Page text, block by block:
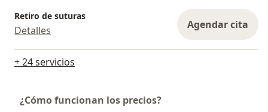
Retiro de suturas
Detalles Agendar cita
+ 24 servicios
¿Cómo funcionan los precios?